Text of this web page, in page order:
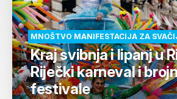
MNOŠTVO MANIFESTACIJA ZA
Kraj svibnja i lipanj u
Riječki karneval i
festivale